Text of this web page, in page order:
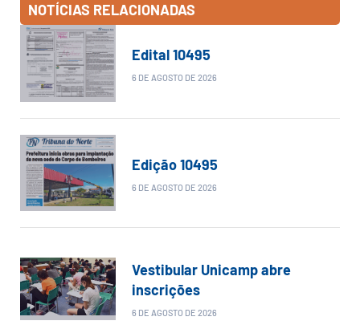
NOTÍCIAS RELACIONADAS
Edital 10495
6 DE AGOSTO DE 2026
Edição 10495
6 DE AGOSTO DE 2026
Vestibular Unicamp abre
inscrições
6 DE AGOSTO DE 2026